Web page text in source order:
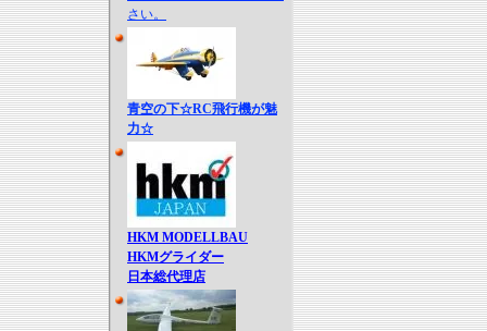
さい。
青空の下☆RC飛行機が魅
力☆
HKM MODELLBAU
HKMグライダー
日本総代理店